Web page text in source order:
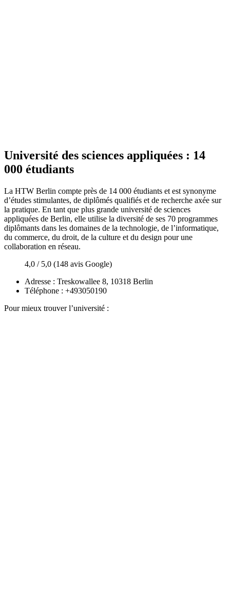
Université des sciences appliquées : 14
000 étudiants
La HTW Berlin compte près de 14 000 étudiants et est synonyme
d’études stimulantes, de diplômés qualifiés et de recherche axée sur
la pratique. En tant que plus grande université de sciences
appliquées de Berlin, elle utilise la diversité de ses 70 programmes
diplômants dans les domaines de la technologie, de l’informatique,
du commerce, du droit, de la culture et du design pour une
collaboration en réseau.
4,0 / 5,0 (148 avis Google)
Adresse : Treskowallee 8, 10318 Berlin
Téléphone : +493050190
Pour mieux trouver l’université :